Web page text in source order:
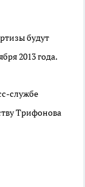
будут
2013 года.
службе
Трифонова